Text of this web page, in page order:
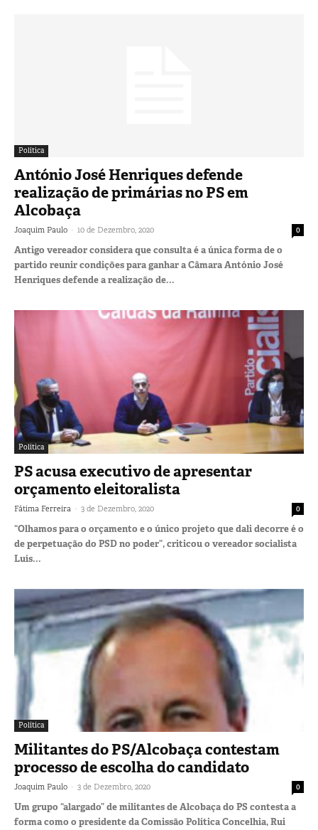
Política
António José Henriques defende
realização de primárias no PS em
Alcobaça
Joaquim Paulo - 10 de Dezembro, 2020 0
Antigo vereador considera que consulta é a única forma de o
partido reunir condições para ganhar a Câmara António José
Henriques defende a realização de...
Política
PS acusa executivo de apresentar
orçamento eleitoralista
Fátima Ferreira - 3 de Dezembro, 2020 0
“Olhamos para o orçamento e o único projeto que dali decorre é o
de perpetuação do PSD no poder”, criticou o vereador socialista
Luís...
Política
Militantes do PS/Alcobaça contestam
processo de escolha do candidato
Joaquim Paulo - 3 de Dezembro, 2020 0
Um grupo “alargado” de militantes de Alcobaça do PS contesta a
forma como o presidente da Comissão Política Concelhia, Rui